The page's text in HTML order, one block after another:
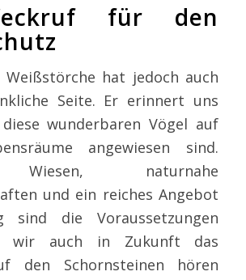
für den
hat jedoch auch
Seite. Er erinnert uns
wunderbaren Vögel auf
angewiesen sind.
Wiesen, naturnahe
und ein reiches Angebot
sind die Voraussetzungen
wir auch in Zukunft das
den Schornsteinen hören